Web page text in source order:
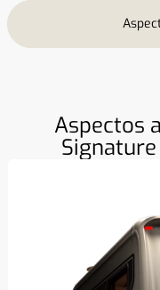
Aspectos